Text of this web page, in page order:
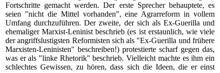
Fortschritte gemacht werden. Der erste Sprecher behauptete, es
seien "nicht die Mittel vorhanden", eine Agrarreform in vollem
Umfang durchzuführen. Der zweite, der sich als Ex-Guerilla und
ehemaliger Marxist-Leninist beschrieb (es ist erstaunlich, wie viele
der angriffslustigsten Reformisten sich als "Ex-Guerilla und frühere
Marxisten-Leninisten" beschreiben!) protestierte scharf gegen das,
was er als "linke Rhetorik" beschrieb. Vielleicht machte es ihm ein
schlechtes Gewissen, zu hören, dass sich die Ideen, die er einst